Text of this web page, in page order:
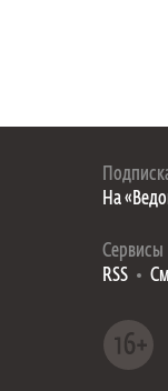
На
Сервисы
RSS